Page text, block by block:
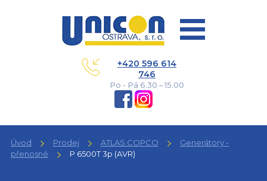
+420 596 614
746
Po - Pá 6.30 – 15.00
Úvod Prodej ATLAS COPCO
Generátory -
přenosné
P 6500T 3p (AVR)